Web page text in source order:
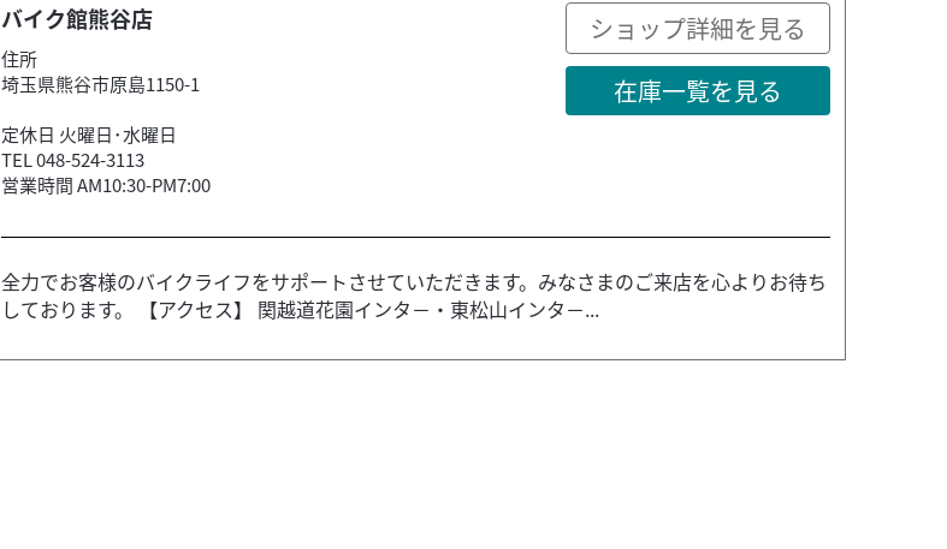
バイク館熊谷店
住所
埼玉県熊谷市原島1150-1
定休日 火曜日･水曜日
TEL 048-524-3113
営業時間 AM10:30-PM7:00
ショップ詳細を見る
在庫一覧を見る
全力でお客様のバイクライフをサポートさせていただきます。みなさまのご来店を心よりお待ち
しております。 【アクセス】 関越道花園インタ－・東松山インタ－...